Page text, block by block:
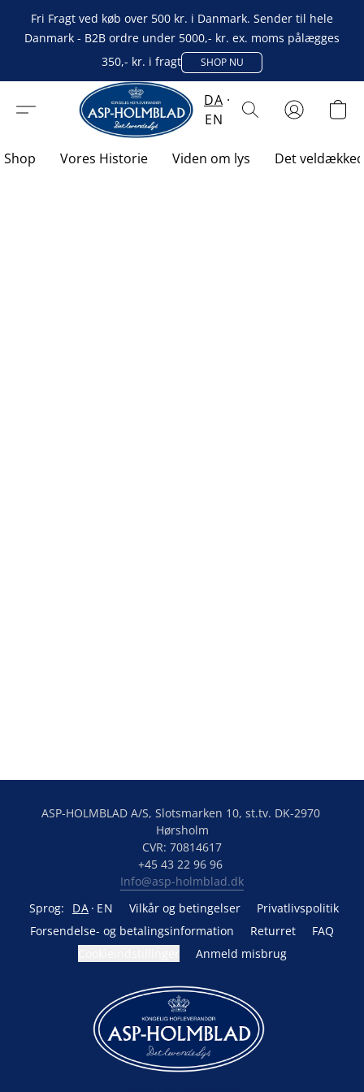
Fri Fragt ved køb over 500 kr. i Danmark. Sender til hele
Danmark - B2B ordre under 5000,- kr. ex. moms pålægges
350,- kr. i fragt
SHOP NU
DA
EN
Shop Vores Historie Viden om lys Det
ASP-HOLMBLAD A/S, Slotsmarken 10, st.tv. DK-2970
Hørsholm
CVR: 70814617
Info@asp-holmblad.dk
Sprog:
DA EN Vilkår og betingelser
Privatlivspolitik
Forsendelse- og betalingsinformation
Returret
FAQ
Anmeld misbrug